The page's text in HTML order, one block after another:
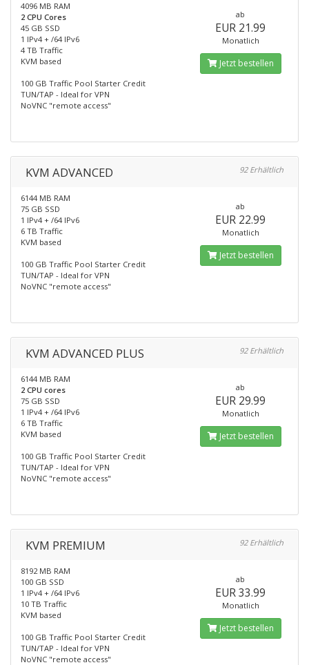
4096 MB RAM
2 CPU Cores
45 GB SSD
1 IPv4 + /64 IPv6
4 TB Traffic
KVM based
100 GB Traffic Pool Starter Credit
TUN/TAP - Ideal for VPN
NoVNC "remote access"
ab
EUR 21.99
Monatlich
Jetzt bestellen
KVM ADVANCED 92 Erhältlich
6144 MB RAM
75 GB SSD
1 IPv4 + /64 IPv6
6 TB Traffic
KVM based
100 GB Traffic Pool Starter Credit
TUN/TAP - Ideal for VPN
NoVNC "remote access"
ab
EUR 22.99
Monatlich
Jetzt bestellen
KVM ADVANCED PLUS 92 Erhältlich
6144 MB RAM
2 CPU cores
75 GB SSD
1 IPv4 + /64 IPv6
6 TB Traffic
KVM based
100 GB Traffic Pool Starter Credit
TUN/TAP - Ideal for VPN
NoVNC "remote access"
ab
EUR 29.99
Monatlich
Jetzt bestellen
KVM PREMIUM 92 Erhältlich
8192 MB RAM
100 GB SSD
1 IPv4 + /64 IPv6
10 TB Traffic
KVM based
100 GB Traffic Pool Starter Credit
TUN/TAP - Ideal for VPN
NoVNC "remote access"
ab
EUR 33.99
Monatlich
Jetzt bestellen